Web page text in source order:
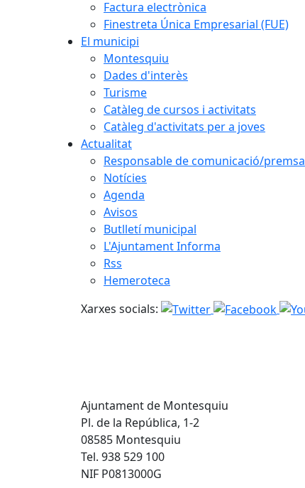
Factura electrònica
Finestreta Única Empresarial (FUE)
El municipi
Montesquiu
Dades d'interès
Turisme
Catàleg de cursos i activitats
Catàleg d'activitats per a joves
Actualitat
Responsable de comunicació/premsa
Notícies
Agenda
Avisos
Butlletí municipal
L'Ajuntament Informa
Rss
Hemeroteca
Xarxes socials:
Ajuntament de Montesquiu
Pl. de la República, 1-2
08585 Montesquiu
Tel. 938 529 100
NIF P0813000G